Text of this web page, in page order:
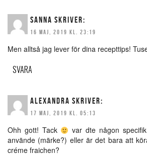
SANNA SKRIVER:
16 MAJ, 2019 KL. 23:19
Men alltså jag lever för dina recepttips!
SVARA
ALEXANDRA SKRIVER:
17 MAJ, 2019 KL. 05:13
Ohh gott! Tack
var dte någon
använde (märke?) eller är det bara att
créme fraichen?